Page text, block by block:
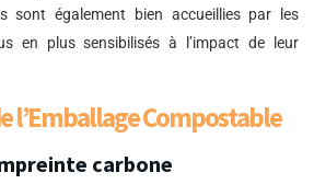
sont également bien accueillies par les
en plus sensibilisés à l’impact de leur
l’Emballage Compostable
carbone